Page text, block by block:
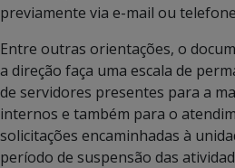
previamente via e-mail ou
Entre outras orientações, o
a direção faça uma escala de
de servidores presentes para a
internos e também para o
solicitações encaminhadas à
período de suspensão das